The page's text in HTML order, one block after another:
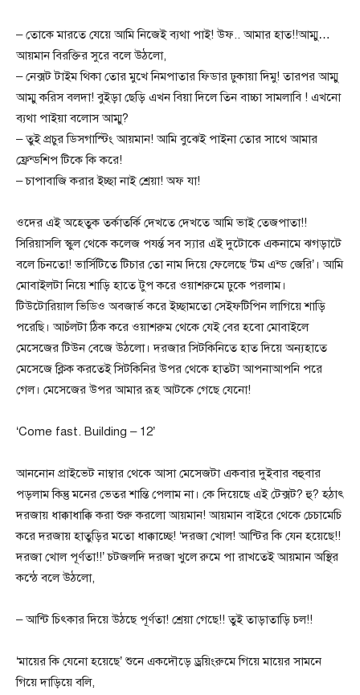
– তোকে মারতে যেয়ে আমি নিজেই ব্যথা পাই! উফ.. আমার হাত!!আম্মু…
আয়মান বিরক্তির সুরে বলে উঠলো,
– নেক্সট টাইম থিকা তোর মুখে নিমপাতার ফিডার ঢুকায়া দিমু! তারপর আম্মু
আম্মু করিস বলদা! বুইড়া ছেড়ি এখন বিয়া দিলে তিন বাচ্চা সামলাবি ! এখনো
ব্যথা পাইয়া বলোস আম্মু?
– তুই প্রচুর ডিসগাস্টিং আয়মান! আমি বুঝেই পাইনা তোর সাথে আমার
ফ্রেন্ডশিপ টিকে কি করে!
– চাপাবাজি করার ইচ্ছা নাই শ্রেয়া! অফ যা!
ওদের এই অহেতুক তর্কাতর্কি দেখতে দেখতে আমি ভাই তেজপাতা!!
সিরিয়াসলি স্কুল থেকে কলেজ পযর্ন্ত সব স্যার এই দুটোকে একনামে ঝগড়াটে
বলে চিনতো! ভার্সিটিতে টিচার তো নাম দিয়ে ফেলেছে ‘টম এন্ড জেরি’। আমি
মোবাইলটা নিয়ে শাড়ি হাতে টুপ করে ওয়াশরুমে ঢুকে পরলাম।
টিউটোরিয়াল ভিডিও অবজার্ভ করে ইচ্ছামতো সেইফটিপিন লাগিয়ে শাড়ি
পরেছি। আচঁলটা ঠিক করে ওয়াশরুম থেকে যেই বের হবো মোবাইলে
মেসেজের টিউন বেজে উঠলো। দরজার সিটকিনিতে হাত দিয়ে অন্যহাতে
মেসেজে ক্লিক করতেই সিটকিনির উপর থেকে হাতটা আপনাআপনি পরে
গেল। মেসেজের উপর আমার রূহ আটকে গেছে যেনো!
‘Come fast. Building – 12’
আননোন প্রাইভেট নাম্বার থেকে আসা মেসেজটা একবার দুইবার বহুবার
পড়লাম কিন্তু মনের ভেতর শান্তি পেলাম না। কে দিয়েছে এই টেক্সট? হু? হঠাৎ
দরজায় ধাক্কাধাক্কি করা শুরু করলো আয়মান! আয়মান বাইরে থেকে চেচামেচি
করে দরজায় হাতুড়ির মতো ধাক্কাচ্ছে! ‘দরজা খোল! আন্টির কি যেন হয়েছে!!
দরজা খোল পূর্ণতা!!’ চটজলদি দরজা খুলে রুমে পা রাখতেই আয়মান অস্থির
কন্ঠে বলে উঠলো,
– আন্টি চিৎকার দিয়ে উঠছে পূর্ণতা! শ্রেয়া গেছে!! তুই তাড়াতাড়ি চল!!
‘মায়ের কি যেনো হয়েছে’ শুনে একদৌড়ে ড্রয়িংরুমে গিয়ে মায়ের সামনে
গিয়ে দাড়িয়ে বলি,